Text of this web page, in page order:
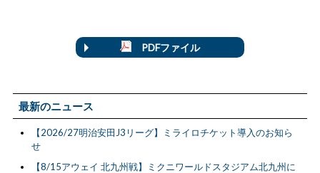
PDFファイル
最新のニュース
【2026/27明治安田J3リーグ】ミライロチケット導入のお知ら
せ
【8/15アウェイ 北九州戦】ミクニワールドスタジアム北九州に